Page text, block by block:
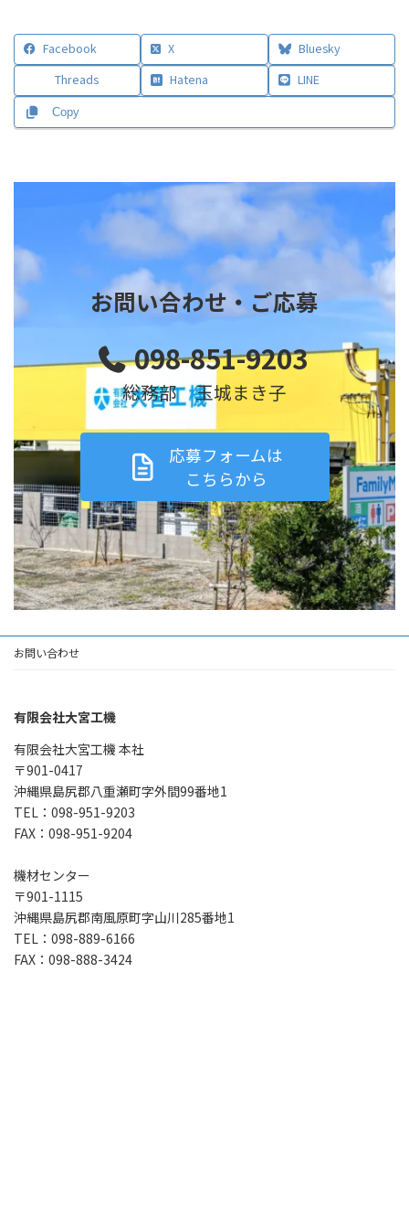
Facebook X
Bluesky
Threads
Hatena LINE
Copy
お問い合わせ・ご応募
098-851-9203
総務部 玉城まき子
応募フォームは
こちらから
お問い合わせ
有限会社大宮工機
有限会社大宮工機 本社
〒901-0417
沖縄県島尻郡八重瀬町字外間99番地1
TEL：098-951-9203
FAX：098-951-9204
機材センター
〒901-1115
沖縄県島尻郡南風原町字山川285番地1
TEL：098-889-6166
FAX：098-888-3424